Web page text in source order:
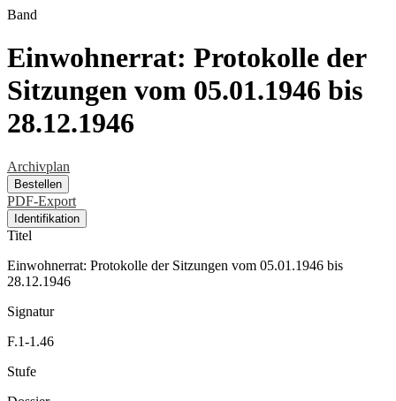
Band
Einwohnerrat: Protokolle der
Sitzungen vom 05.01.1946 bis
28.12.1946
Archivplan
Bestellen
PDF-Export
Identifikation
Titel
Einwohnerrat: Protokolle der Sitzungen vom 05.01.1946 bis
28.12.1946
Signatur
F.1-1.46
Stufe